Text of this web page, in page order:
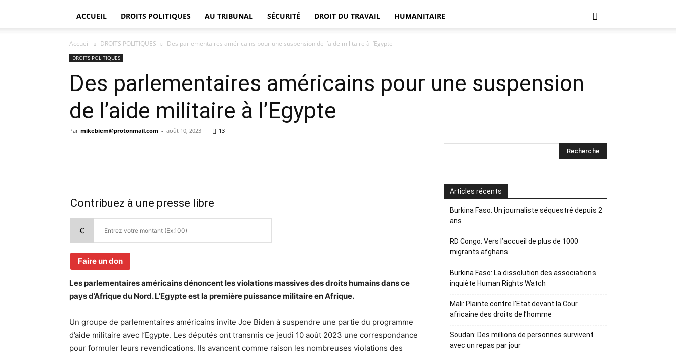
DÉFENSEUR
ACCUEIL DROITS POLITIQUES AU TRIBUNAL SÉCURITÉ DROIT DU TRAVAIL HUMANITAIRE
Accueil DROITS POLITIQUES Des parlementaires américains pour une suspension de l’aide militaire à l’Egypte
DROITS POLITIQUES
Des parlementaires américains pour une suspension
de l’aide militaire à l’Egypte
Par mikebiem@protonmail.com - août 10, 2023 13
Contribuez à une presse libre
€
Faire un don
Les parlementaires américains dénoncent les violations massives des droits humains dans ce
pays d’Afrique du Nord. L’Egypte est la première puissance militaire en Afrique.
Un groupe de parlementaires américains invite Joe Biden à suspendre une partie du programme
d’aide militaire avec l’Egypte. Les députés ont transmis ce jeudi 10 août 2023 une correspondance
pour formuler leurs revendications. Ils avancent comme raison les nombreuses violations des
Articles récents
Burkina Faso: Un journaliste séquestré depuis 2
ans
RD Congo: Vers l’accueil de plus de 1000
migrants afghans
Burkina Faso: La dissolution des associations
inquiète Human Rights Watch
Mali: Plainte contre l’Etat devant la Cour
africaine des droits de l’homme
Soudan: Des millions de personnes survivent
avec un repas par jour